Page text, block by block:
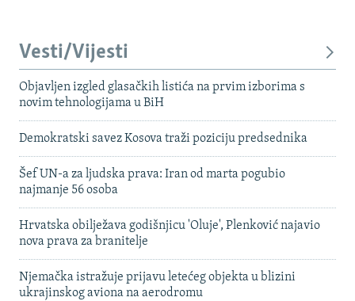
Vesti/Vijesti
Objavljen izgled glasačkih listića na prvim izborima s
novim tehnologijama u BiH
Demokratski savez Kosova traži poziciju predsednika
Šef UN-a za ljudska prava: Iran od marta pogubio
najmanje 56 osoba
Hrvatska obilježava godišnjicu 'Oluje', Plenković najavio
nova prava za branitelje
Njemačka istražuje prijavu letećeg objekta u blizini
ukrajinskog aviona na aerodromu